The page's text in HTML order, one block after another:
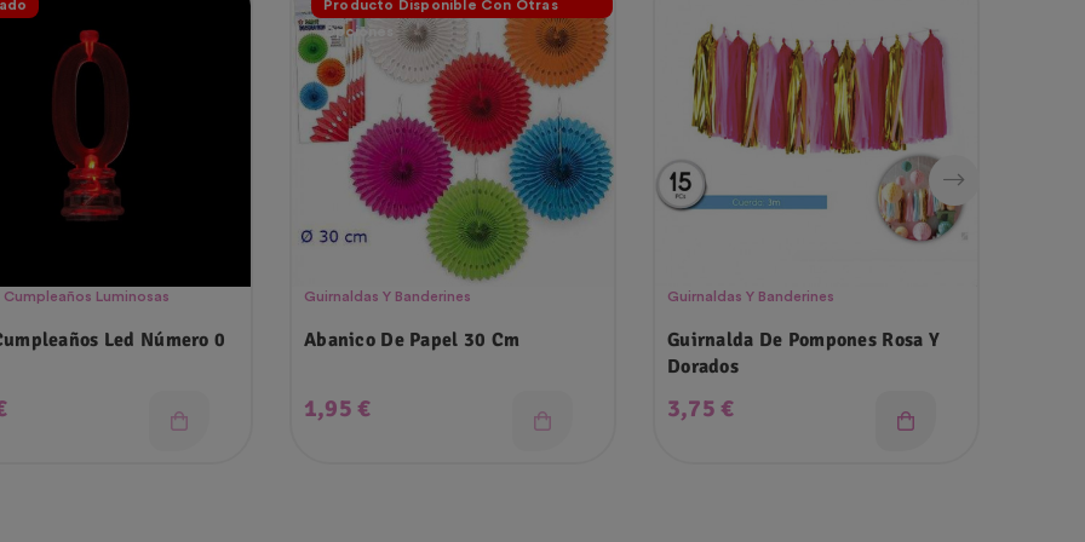
Cumpleaños Luminosas
Led Número 0
Producto Disponible Con Otras
Opciones
Guirnaldas Y Banderines
Abanico De Papel 30 Cm
Precio
1,95 €
Guirnaldas Y Banderines
Guirnalda De Pompones Rosa Y
Dorados
Precio
3,75 €